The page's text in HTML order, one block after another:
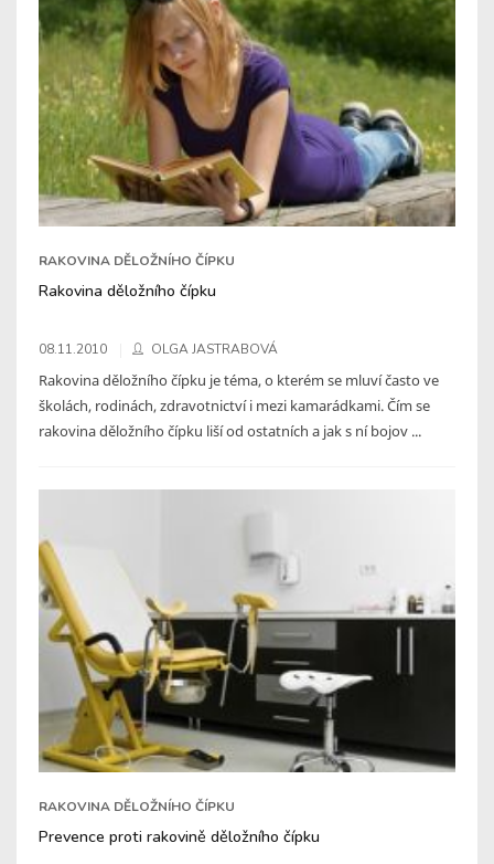
RAKOVINA DĚLOŽNÍHO ČÍPKU
Rakovina děložního čípku
08.11.2010 OLGA JASTRABOVÁ
Rakovina děložního čípku je téma, o kterém se mluví často ve
školách, rodinách, zdravotnictví i mezi kamarádkami. Čím se
rakovina děložního čípku liší od ostatních a jak s ní bojov ...
RAKOVINA DĚLOŽNÍHO ČÍPKU
Prevence proti rakovině děložního čípku